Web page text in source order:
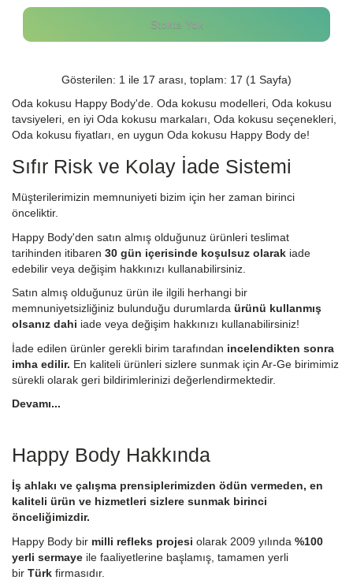
Stokta Yok
Gösterilen: 1 ile 17 arası, toplam: 17 (1 Sayfa)
Oda kokusu Happy Body'de. Oda kokusu modelleri, Oda kokusu
tavsiyeleri, en iyi Oda kokusu markaları, Oda kokusu seçenekleri,
Oda kokusu fiyatları, en uygun Oda kokusu Happy Body de!
Sıfır Risk ve Kolay İade Sistemi
Müşterilerimizin memnuniyeti bizim için her zaman birinci
önceliktir.
Happy Body'den satın almış olduğunuz ürünleri teslimat
tarihinden itibaren 30 gün içerisinde koşulsuz olarak iade
edebilir veya değişim hakkınızı kullanabilirsiniz.
Satın almış olduğunuz ürün ile ilgili herhangi bir
memnuniyetsizliğiniz bulunduğu durumlarda ürünü kullanmış
olsanız dahi iade veya değişim hakkınızı kullanabilirsiniz!
İade edilen ürünler gerekli birim tarafından incelendikten sonra
imha edilir. En kaliteli ürünleri sizlere sunmak için Ar-Ge birimimiz
sürekli olarak geri bildirimlerinizi değerlendirmektedir.
Devamı...
Happy Body Hakkında
İş ahlakı ve çalışma prensiplerimizden ödün vermeden, en
kaliteli ürün ve hizmetleri sizlere sunmak birinci
önceliğimizdir.
Happy Body bir milli refleks projesi olarak 2009 yılında %100
yerli sermaye ile faaliyetlerine başlamış, tamamen yerli
bir Türk firmasıdır.